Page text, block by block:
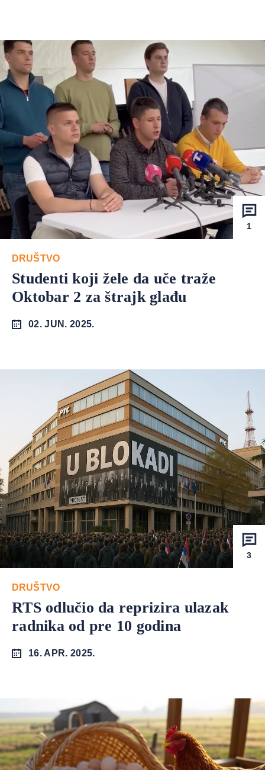
1
DRUŠTVO
Studenti koji žele da uče traže
Oktobar 2 za štrajk glađu
02. JUN. 2025.
3
DRUŠTVO
RTS odlučio da reprizira ulazak
radnika od pre 10 godina
16. APR. 2025.